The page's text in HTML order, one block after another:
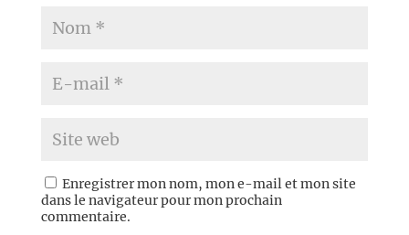
Enregistrer mon nom, mon e-mail et mon site
dans le navigateur pour mon prochain
commentaire.